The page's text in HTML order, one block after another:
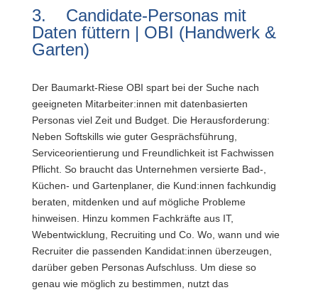
3. Candidate-Personas mit
Daten füttern | OBI (Handwerk &
Garten)
Der Baumarkt-Riese OBI spart bei der Suche nach
geeigneten Mitarbeiter:innen mit datenbasierten
Personas viel Zeit und Budget. Die Herausforderung:
Neben Softskills wie guter Gesprächsführung,
Serviceorientierung und Freundlichkeit ist Fachwissen
Pflicht. So braucht das Unternehmen versierte Bad-,
Küchen- und Gartenplaner, die Kund:innen fachkundig
beraten, mitdenken und auf mögliche Probleme
hinweisen. Hinzu kommen Fachkräfte aus IT,
Webentwicklung, Recruiting und Co. Wo, wann und wie
Recruiter die passenden Kandidat:innen überzeugen,
darüber geben Personas Aufschluss. Um diese so
genau wie möglich zu bestimmen, nutzt das